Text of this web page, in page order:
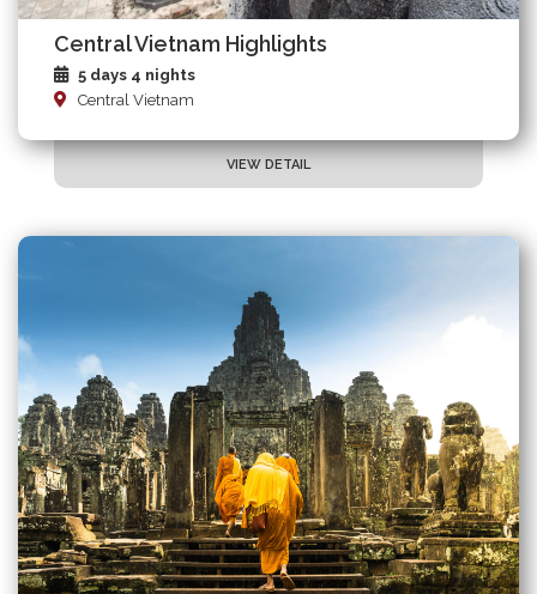
Central Vietnam Highlights
5 days 4 nights
Central Vietnam
VIEW DETAIL